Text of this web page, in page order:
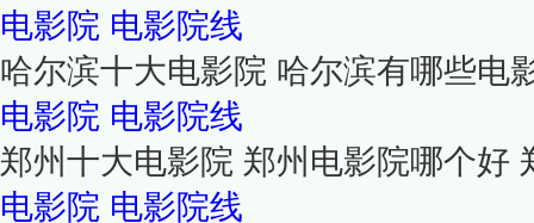
电影院 电影院线
哈尔滨十大电影院 哈尔滨有哪些电
电影院 电影院线
郑州十大电影院 郑州电影院哪个好
电影院 电影院线